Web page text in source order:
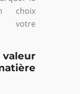
choix
valeur